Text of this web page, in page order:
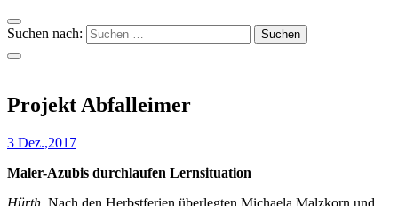
Suchen nach:
Projekt Abfalleimer
3 Dez.,2017
Maler-Azubis durchlaufen Lernsituation
Hürth. Nach den Herbstferien überlegten Michaela Malzkorn und